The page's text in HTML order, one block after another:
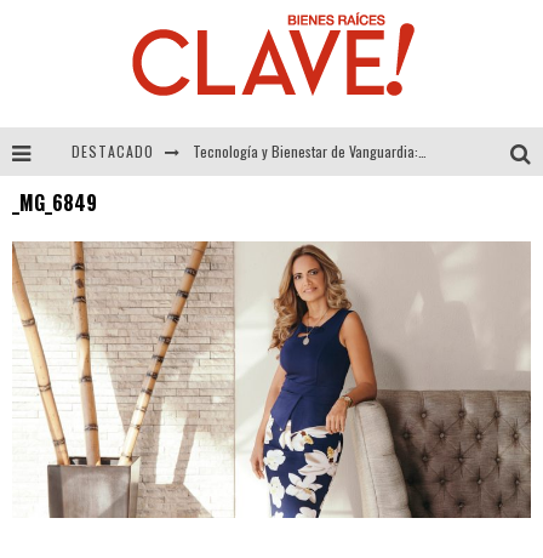
DESTACADO
Alexandra Bedoya – La Constancia detrás de La Paletería
El Despertar de la Calidez: Acabados Dorados de FV para Elevar tu Espacio
_MG_6849